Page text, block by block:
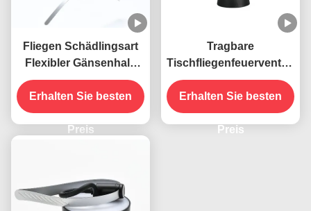
Fliegen Schädlingsart
Flexibler Gänsenhals
USB-betriebene
Hängende Fliegenfallen
Insektenschutzventilator
Erhalten Sie besten
Preis
Tragbare
Tischfliegenfeuerventilator
mit weichen Klingen
hält Fliegen in Innen-
und Außenräumen fern
Erhalten Sie besten
Preis